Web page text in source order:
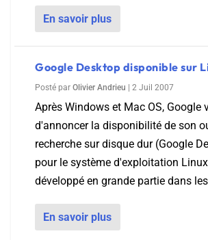
En savoir plus
Google Desktop disponible sur
Posté par Olivier Andrieu 2 Juil 2007
Après Windows et Mac OS, Google
d'annoncer la disponibilité de son
recherche sur disque dur (Google
pour le système d'exploitation
développé en grande partie dans
En savoir plus